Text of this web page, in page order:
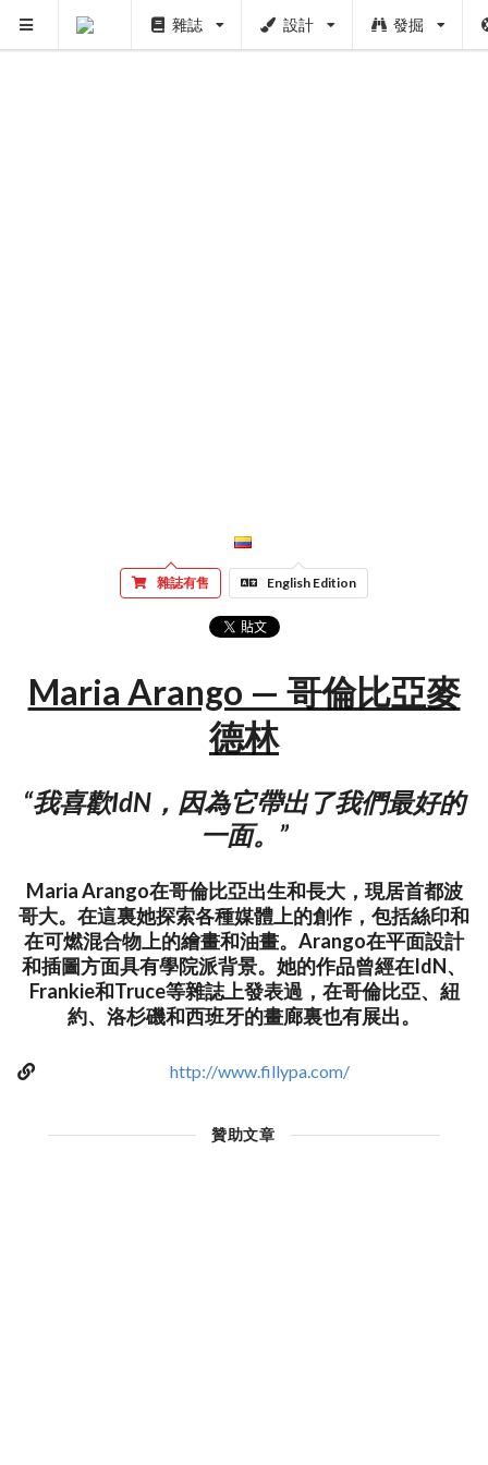
雜誌 設計 發掘
雜誌有售 English Edition
Maria Arango — 哥倫比亞麥
德林
“我喜歡IdN，因為它帶出了我們最好的
一面。”
Maria Arango在哥倫比亞出生和長大，現居首都波
哥大。在這裏她探索各種媒體上的創作，包括絲印和
在可燃混合物上的繪畫和油畫。Arango在平面設計
和插圖方面具有學院派背景。她的作品曾經在IdN、
Frankie和Truce等雜誌上發表過，在哥倫比亞、紐
約、洛杉磯和西班牙的畫廊裏也有展出。
http://www.fillypa.com/
贊助文章